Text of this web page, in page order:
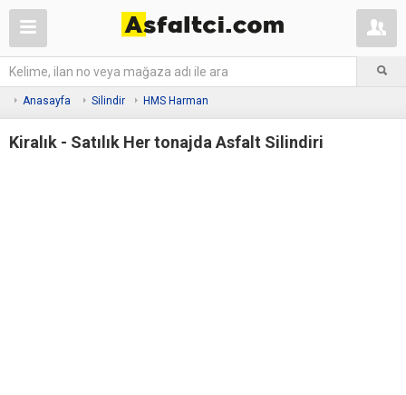
Anasayfa Silindir HMS Harman
Kiralık - Satılık Her tonajda Asfalt Silindiri